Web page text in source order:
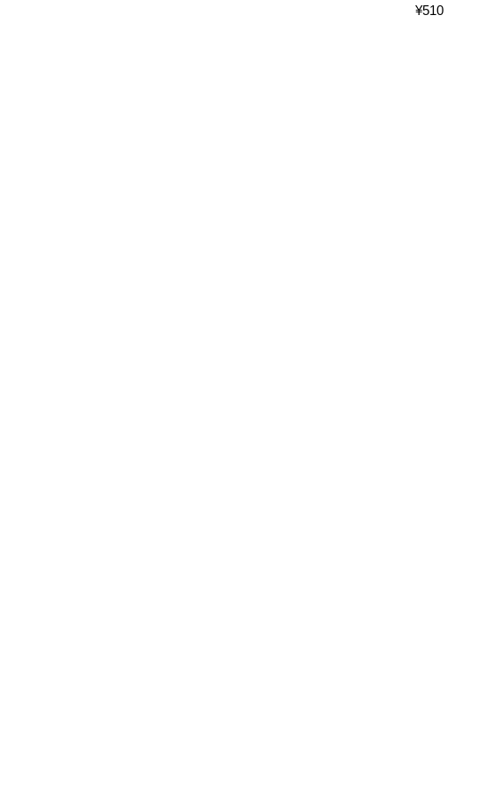
通
¥510